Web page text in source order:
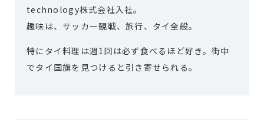
technology株式会社入社。
趣味は、サッカー観戦、旅行、タイ全般。
特にタイ料理は週1回は必ず食べるほど好き。街中
でタイ国旗を見つけると引き寄せられる。